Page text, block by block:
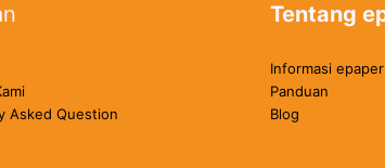
Asked Question
Tentang
Informasi epaper
Panduan
Blog